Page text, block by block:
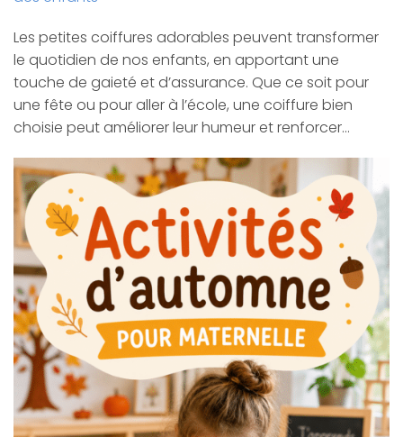
Les petites coiffures adorables peuvent transformer
le quotidien de nos enfants, en apportant une
touche de gaieté et d’assurance. Que ce soit pour
une fête ou pour aller à l’école, une coiffure bien
choisie peut améliorer leur humeur et renforcer…